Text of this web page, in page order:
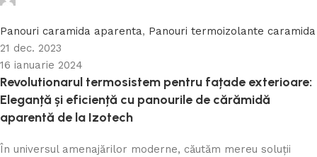
Panouri caramida aparenta, Panouri termoizolante caramida
21 dec. 2023
16 ianuarie 2024
Revolutionarul termosistem pentru fațade exterioare:
Eleganță și eficiență cu panourile de cărămidă
aparentă de la Izotech
În universul amenajărilor moderne, căutăm mereu soluții